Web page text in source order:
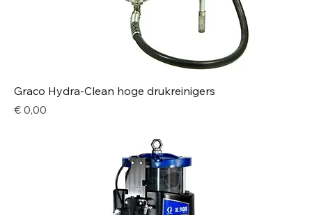
Graco Hydra-Clean hoge drukreinigers
Price
€ 0,00